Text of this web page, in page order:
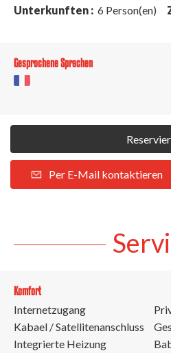
Unterkunften : 6 Person(en)
Gesprochene Sprachen
Per E-Mail kontaktieren
Komfort
Internetzugang
Kabael / Satellitenanschluss
Integrierte Heizung